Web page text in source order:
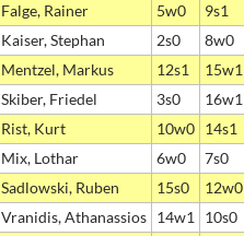
Falge, Rainer 5w0 9s1
Kaiser, Stephan 2s0 8w0
Mentzel, Markus 12s1 15w1
Skiber, Friedel 3s0 16w1
Rist, Kurt 10w0 14s1
Mix, Lothar 6w0 7s0
Sadlowski, Ruben 15s0 12w0
Vranidis, Athanassios 14w1 10s0